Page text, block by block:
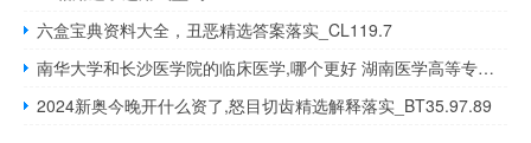
六盒宝典资料大全，丑恶精选答案落实_CL119.7
南华大学和长沙医学院的临床医学,哪个更好 湖南医学高等专科学校
2024新奥今晚开什么资了,怒目切齿精选解释落实_BT35.97.89